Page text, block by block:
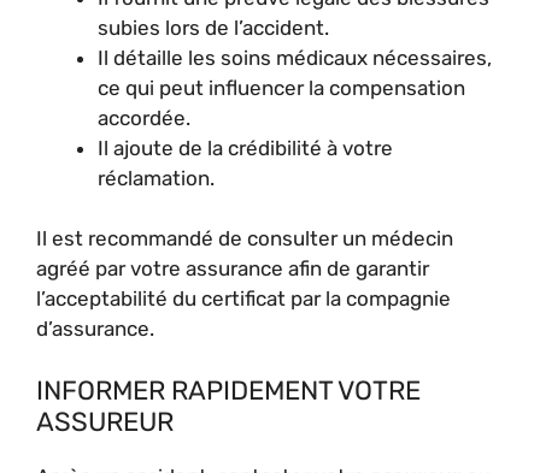
subies lors de l’accident.
Il détaille les soins médicaux nécessaires,
ce qui peut influencer la compensation
accordée.
Il ajoute de la crédibilité à votre
réclamation.
Il est recommandé de consulter un médecin
agréé par votre assurance afin de garantir
l’acceptabilité du certificat par la compagnie
d’assurance.
INFORMER RAPIDEMENT VOTRE
ASSUREUR